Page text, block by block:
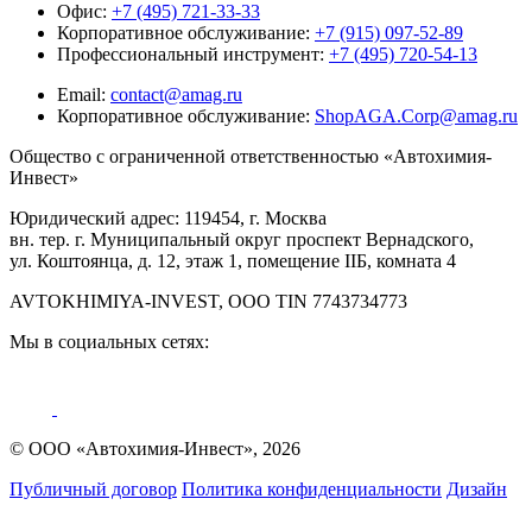
Офис: +7 (495) 721-33-33
Корпоративное обслуживание: +7 (915) 097-52-89
Профессиональный инструмент: +7 (495) 720-54-13
Email: contact@amag.ru
Корпоративное обслуживание: ShopAGA.Corp@amag.ru
Общество с ограниченной ответственностью «Автохимия-
Инвест»
Юридический адрес: 119454, г. Москва
вн. тер. г. Муниципальный округ проспект Вернадского,
ул. Коштоянца, д. 12, этаж 1, помещение IIБ, комната 4
AVTOKHIMIYA-INVEST, OOO TIN 7743734773
Мы в социальных сетях:
© ООО «Автохимия-Инвест», 2026
Публичный договор Политика конфиденциальности Дизайн